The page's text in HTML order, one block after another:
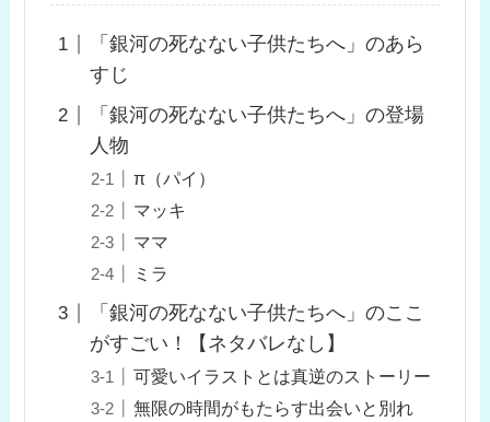
「銀河の死なない子供たちへ」のあら
すじ
「銀河の死なない子供たちへ」の登場
人物
π（パイ）
マッキ
ママ
ミラ
「銀河の死なない子供たちへ」のここ
がすごい！【ネタバレなし】
可愛いイラストとは真逆のストーリー
無限の時間がもたらす出会いと別れ